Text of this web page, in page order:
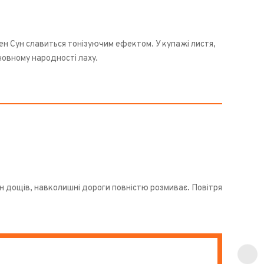
Сун славиться тонізуючим ефектом. У купажі листя,
народності лаху.
дощів, навколишні дороги повністю розмиває. Повітря